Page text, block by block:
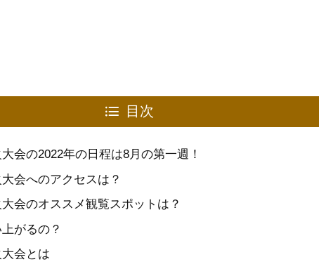
目次
会の2022年の日程は8月の第一週！
会へのアクセスは？
会のオススメ観覧スポットは？
がるの？
会とは